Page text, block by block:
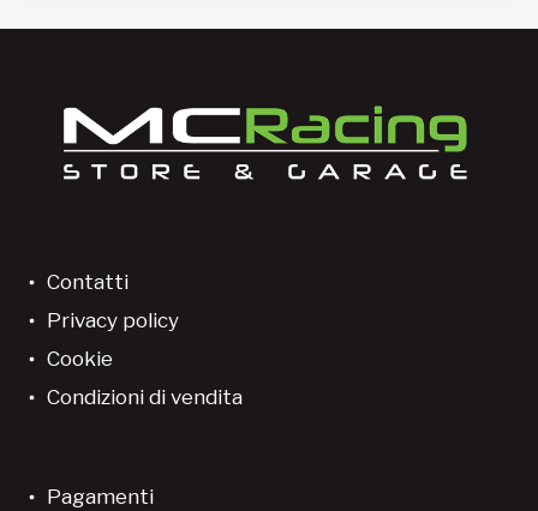
Contatti
Privacy policy
Cookie
Condizioni di vendita
Pagamenti